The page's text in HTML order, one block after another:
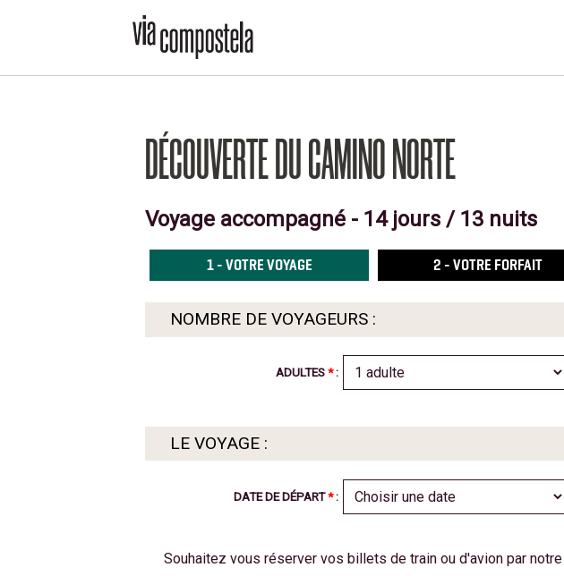
DÉCOUVERTE DU CAMINO NORTE
Voyage accompagné - 14 jours / 13 nuits
1- VOTRE VOYAGE 2 - VOTRE FORFAIT
NOMBRE DE VOYAGEURS :
ADULTES*:
LE VOYAGE :
DATE DE DÉPART*:
Souhaitez vous réserver vos billets de train ou d'avion par